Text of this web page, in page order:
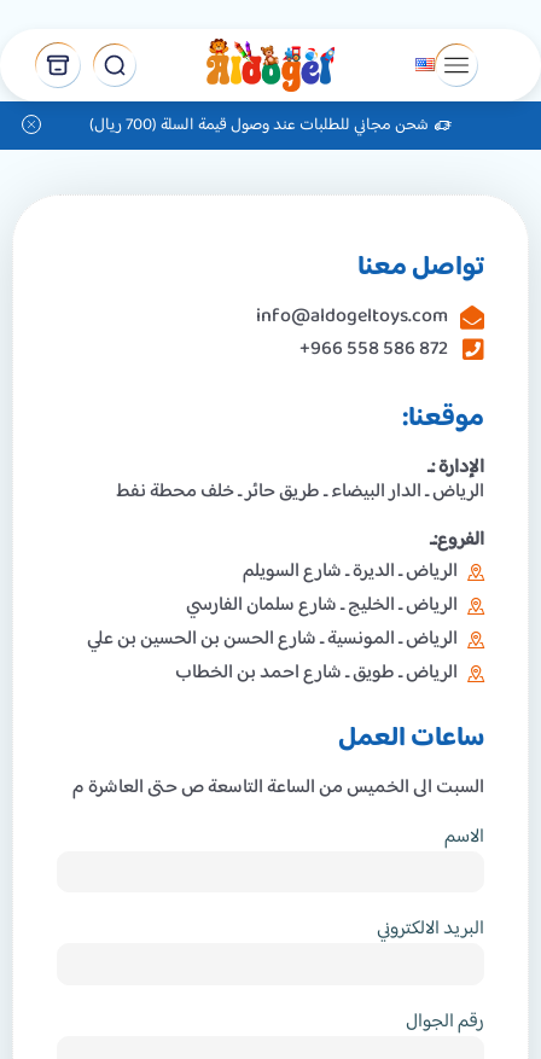
شحن مجاني للطلبات عند وصول قيمة السلة (700 ريال)
تواصل معنا
info@aldogeltoys.com
872 586 558 966+
موقعنا:
الإدارة :ـ
الرياض ـ الدار البيضاء ـ طريق حائر ـ خلف محطة نفط
الفروع:ـ
الرياض ـ الديرة ـ شارع السويلم
الرياض ـ الخليج ـ شارع سلمان الفارسي
الرياض ـ المونسية ـ شارع الحسن بن الحسين بن علي
الرياض ـ طويق ـ شارع احمد بن الخطاب
ساعات العمل
السبت الى الخميس من الساعة التاسعة ص حتى العاشرة م
الاسم
البريد الالكتروني
رقم الجوال